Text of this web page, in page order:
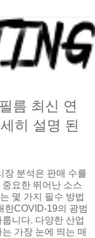
름 최신 연
히 설명 된
장 분석은 판매 수를
요한 뛰어난 소스
몇 가지 필수 방법
한COVID-19의 광범
니다. 다양한 산업
가장 눈에 띄는 매